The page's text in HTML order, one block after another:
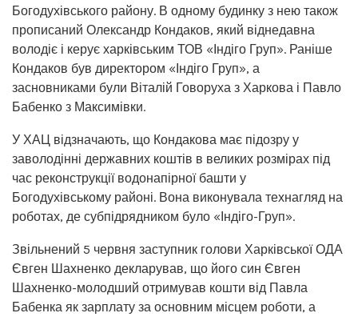
Богодухівського району. В одному будинку з нею також
прописаний Олександр Кондаков, який віднедавна
володіє і керує харківським ТОВ «Індіго Груп». Раніше
Кондаков був директором «Індіго Груп», а
засновниками були Віталій Говоруха з Харкова і Павло
Бабенко з Максимівки.
У ХАЦ відзначають, що Кондакова має підозру у
заволодінні державних коштів в великих розмірах під
час реконструкції водонапірної башти у
Богодухівському районі. Вона виконувала технагляд на
роботах, де субпідрядником було «Індіго-Груп».
Звільнений 5 червня заступник голови Харківської ОДА
Євген Шахненко декларував, що його син Євген
Шахненко-молодший отримував кошти від Павла
Бабенка як зарплату за основним місцем роботи, а